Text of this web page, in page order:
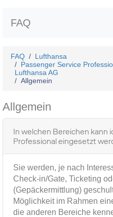
FAQ
FAQ
Lufthansa
Passenger Service
Lufthansa AG
Allgemein
Allgemein
In welchen Bereichen kann
Professional eingesetzt
Sie werden, je nach
Check-in/Gate, Ticketing
(Gepäckermittlung)
Möglichkeit im Rahmen
die anderen Bereiche